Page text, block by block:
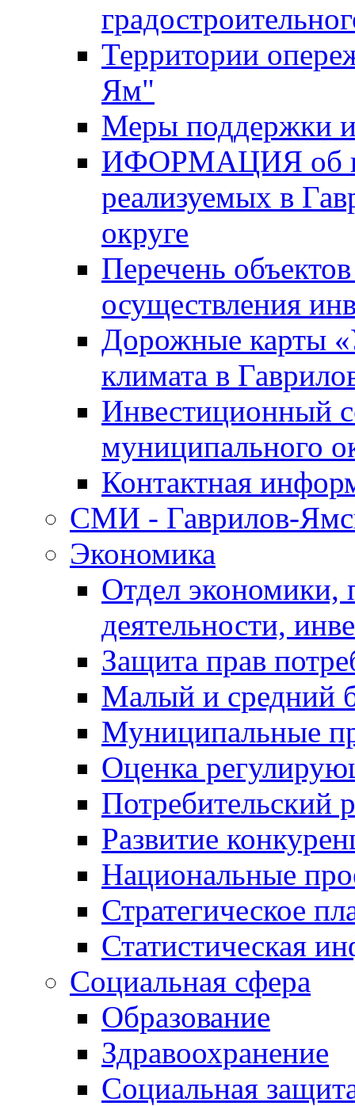
Территории
Ям"
Меры поддержки
ИФОРМАЦИЯ об
реализуемых в
округе
Перечень
осуществления
Дорожные карты
климата в
Инвестиционный
муниципального
Контактная
СМИ - Гаврилов-
Экономика
Отдел экономики,
деятельности,
Защита прав
Малый и средний
Муниципальные
Оценка
Потребительский
Развитие
Национальные
Стратегическое
Статистическая
Социальная сфера
Образование
Здравоохранение
Социальная